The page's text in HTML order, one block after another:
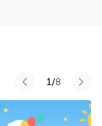
1/8